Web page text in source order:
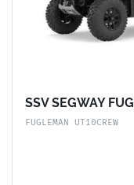
SSV SEGWAY
FUGLEMAN UT10CREW